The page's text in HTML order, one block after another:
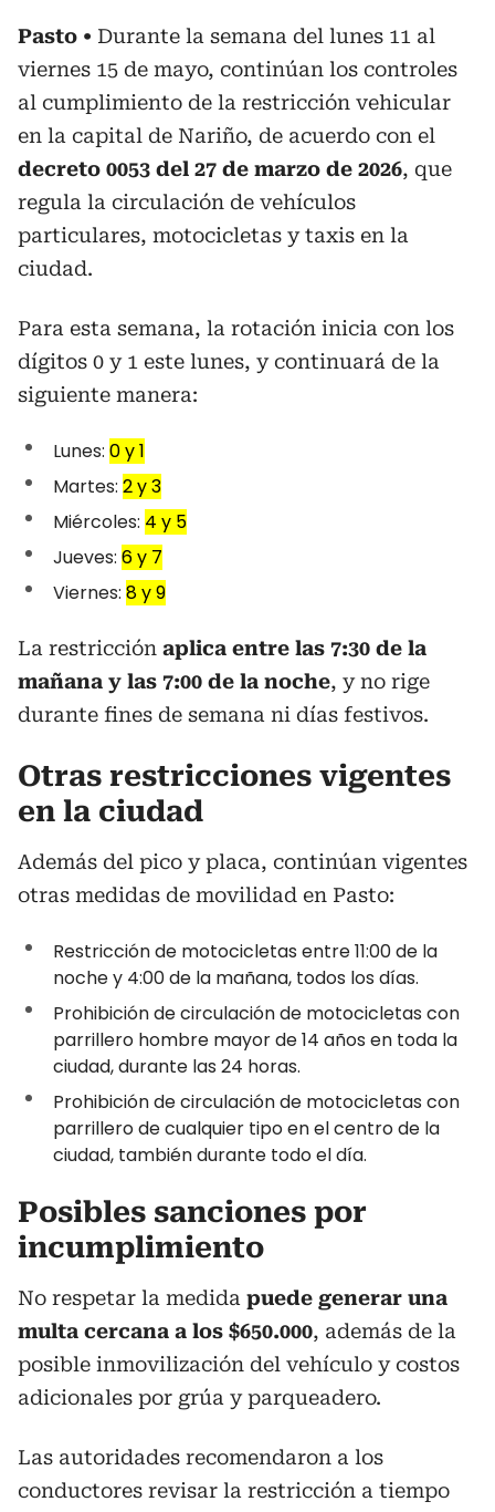
Pasto
Durante la semana del lunes 11 al
viernes 15 de mayo, continúan los controles
al cumplimiento de la restricción vehicular
en la capital de Nariño, de acuerdo con el
decreto 0053 del 27 de marzo de 2026, que
regula la circulación de vehículos
particulares, motocicletas y taxis en la
ciudad.
Para esta semana, la rotación inicia con los
dígitos 0 y 1 este lunes, y continuará de la
siguiente manera:
Lunes: 0 y 1
Martes: 2 y 3
Miércoles: 4 y 5
Jueves: 6 y 7
Viernes: 8 y 9
La restricción aplica entre las 7:30 de la
mañana y las 7:00 de la noche, y no rige
durante fines de semana ni días festivos.
Otras restricciones vigentes
en la ciudad
Además del pico y placa, continúan vigentes
otras medidas de movilidad en Pasto:
Restricción de motocicletas entre 11:00 de la
noche y 4:00 de la mañana, todos los días.
Prohibición de circulación de motocicletas con
parrillero hombre mayor de 14 años en toda la
ciudad, durante las 24 horas.
Prohibición de circulación de motocicletas con
parrillero de cualquier tipo en el centro de la
ciudad, también durante todo el día.
Posibles sanciones por
incumplimiento
No respetar la medida puede generar una
multa cercana a los $650.000, además de la
posible inmovilización del vehículo y costos
adicionales por grúa y parqueadero.
Las autoridades recomendaron a los
conductores revisar la restricción a tiempo